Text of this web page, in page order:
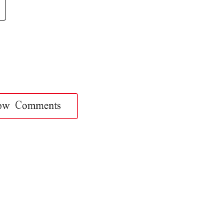
Comments